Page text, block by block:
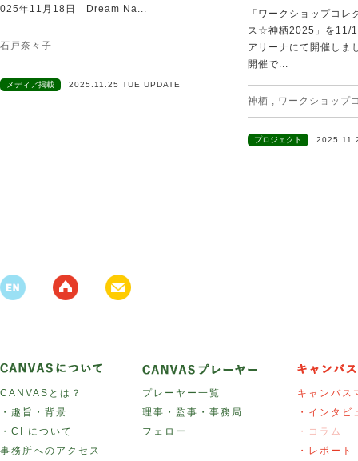
025年11月18日 Dream Na...
石戸奈々子
メディア掲載 2025.11.25 TUE UPDATE
「ワークショップコ
ス☆神栖2025」を11/
アリーナにて開催しま
開催で...
神栖 , ワークショップ
プロジェクト
CANVASとは？
・趣旨・背景
・CI について
事務所へのアクセス
プレーヤー一覧
理事・監事・事務局
フェロー
キャンバス
・インタビ
・コラム
・レポート